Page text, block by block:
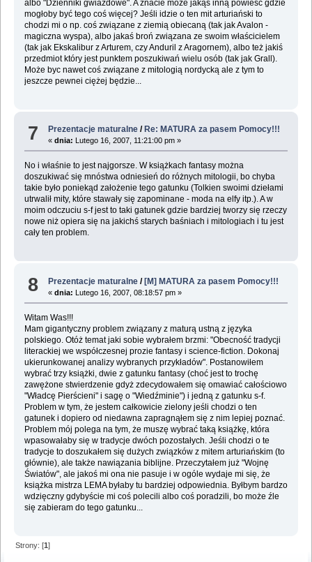
albo "Dzienniki gwiazdowe". A znacie może jakąś inną powieść gdzie
mogłoby być tego coś więcej? Jeśli idzie o ten mit arturiański to
chodzi mi o np. coś związane z ziemią obiecaną (tak jak Avalon -
magiczna wyspa), albo jakaś broń związana ze swoim właścicielem
(tak jak Ekskalibur z Arturem, czy Anduril z Aragornem), albo też jakiś
przedmiot który jest punktem poszukiwań wielu osób (tak jak Grall).
Może byc nawet coś związane z mitologią nordycką ale z tym to
jeszcze pewnei ciężej będzie...
7 Prezentacje maturalne / Re: MATURA za pasem Pomocy!!!
«dnia: Lutego 16, 2007, 11:21:00 pm »
No i właśnie to jest najgorsze. W książkach fantasy można
doszukiwać się mnóstwa odniesień do różnych mitologii, bo chyba
takie było poniekąd założenie tego gatunku (Tolkien swoimi dziełami
utrwalił mity, które stawały się zapominane - moda na elfy itp.). A w
moim odczuciu s-f jest to taki gatunek gdzie bardziej tworzy się rzeczy
nowe niż opiera się na jakichś starych baśniach i mitologiach i tu jest
cały ten problem.
8 Prezentacje maturalne /[M] MATURA za pasem Pomocy!!!
«dnia: Lutego 16, 2007, 08:18:57 pm »
Witam Was!!!
Mam gigantyczny problem związany z maturą ustną z języka
polskiego. Otóż temat jaki sobie wybrałem brzmi: "Obecność tradycji
literackiej we współczesnej prozie fantasy i science-fiction. Dokonaj
ukierunkowanej analizy wybranych przykładów". Postanowiłem
wybrać trzy książki, dwie z gatunku fantasy (choć jest to trochę
zawężone stwierdzenie gdyż zdecydowałem się omawiać całościowo
"Władcę Pierścieni" i sagę o "Wiedźminie") i jedną z gatunku s-f.
Problem w tym, że jestem całkowicie zielony jeśli chodzi o ten
gatunek i dopiero od niedawna zapragnąłem się z nim lepiej poznać.
Problem mój polega na tym, że muszę wybrać taką książkę, która
wpasowałaby się w tradycje dwóch pozostałych. Jeśli chodzi o te
tradycje to doszukałem się dużych związków z mitem arturiańskim (to
głównie), ale także nawiązania biblijne. Przeczytałem już "Wojnę
Światów", ale jakoś mi ona nie pasuje i w ogóle wydaje mi się, że
książka mistrza LEMA byłaby tu bardziej odpowiednia. Byłbym bardzo
wdzięczny gdybyście mi coś polecili albo coś poradzili, bo może źle
się zabieram do tego gatunku...
Strony: [1]